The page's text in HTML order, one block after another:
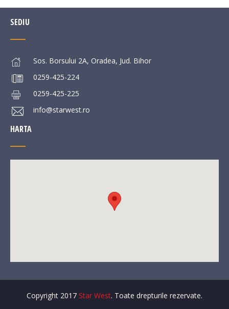
SEDIU
Sos. Borsului 2A, Oradea, Jud. Bihor
0259-425-224
0259-425-225
info@starwest.ro
HARTA
Copyright 2017 Star West. Toate drepturile rezervate.